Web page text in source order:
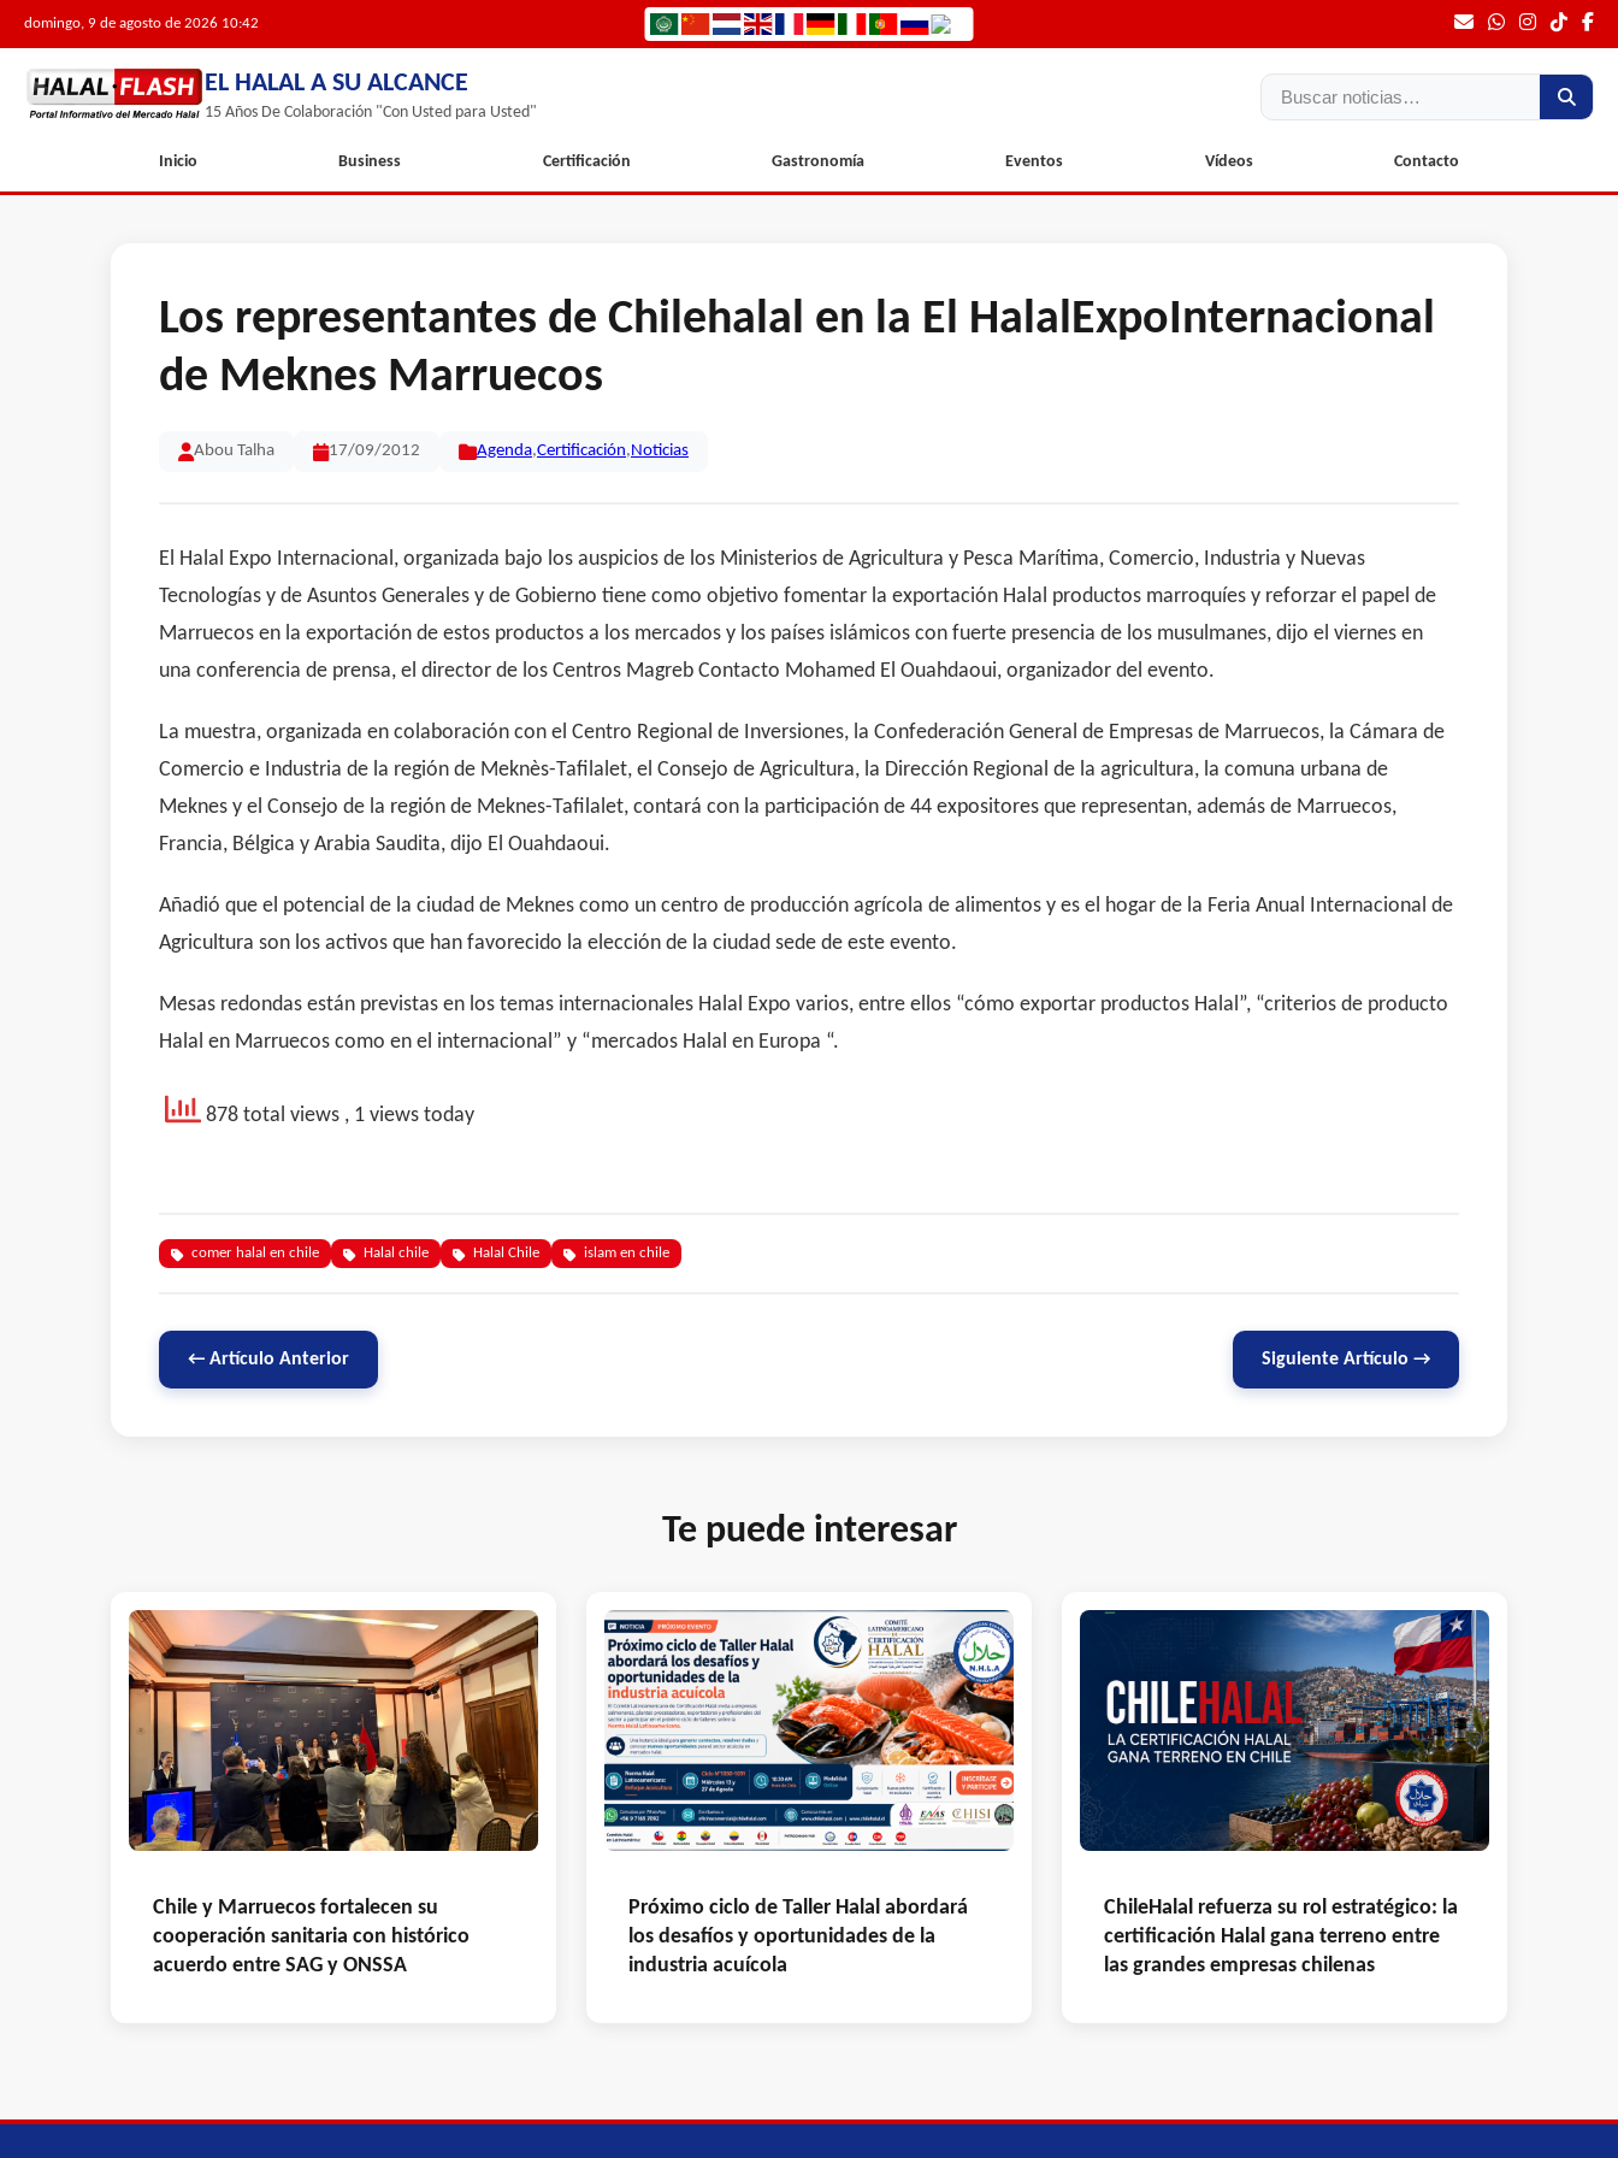
domingo, 9 de agosto de 2026 10:42
EL HALAL A SU ALCANCE
15 Años De Colaboración "Con Usted para Usted"
Buscar
Inicio Business Certificación Gastronomía Eventos Vídeos Contacto
Los representantes de Chilehalal en la El HalalExpoInternacional
de Meknes Marruecos
Abou Talha 17/09/2012 Agenda,Certificación,Noticias
El Halal Expo Internacional, organizada bajo los auspicios de los Ministerios de Agricultura y Pesca Marítima, Comercio, Industria y Nuevas
Tecnologías y de Asuntos Generales y de Gobierno tiene como objetivo fomentar la exportación Halal productos marroquíes y reforzar el papel de
Marruecos en la exportación de estos productos a los mercados y los países islámicos con fuerte presencia de los musulmanes, dijo el viernes en
una conferencia de prensa, el director de los Centros Magreb Contacto Mohamed El Ouahdaoui, organizador del evento.
La muestra, organizada en colaboración con el Centro Regional de Inversiones, la Confederación General de Empresas de Marruecos, la Cámara de
Comercio e Industria de la región de Meknès-Tafilalet, el Consejo de Agricultura, la Dirección Regional de la agricultura, la comuna urbana de
Meknes y el Consejo de la región de Meknes-Tafilalet, contará con la participación de 44 expositores que representan, además de Marruecos,
Francia, Bélgica y Arabia Saudita, dijo El Ouahdaoui.
Añadió que el potencial de la ciudad de Meknes como un centro de producción agrícola de alimentos y es el hogar de la Feria Anual Internacional de
Agricultura son los activos que han favorecido la elección de la ciudad sede de este evento.
Mesas redondas están previstas en los temas internacionales Halal Expo varios, entre ellos “cómo exportar productos Halal”, “criterios de producto
Halal en Marruecos como en el internacional” y “mercados Halal en Europa “.
878 total views , 1 views today
comer halal en chile Halal chile Halal Chile islam en chile
← Artículo Anterior Siguiente Artículo →
Te puede interesar
Chile y Marruecos fortalecen su
cooperación sanitaria con histórico
acuerdo entre SAG y ONSSA
Próximo ciclo de Taller Halal abordará
los desafíos y oportunidades de la
industria acuícola
ChileHalal refuerza su rol estratégico: la
certificación Halal gana terreno entre
las grandes empresas chilenas